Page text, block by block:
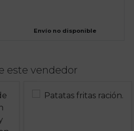
Envío no disponible
este vendedor